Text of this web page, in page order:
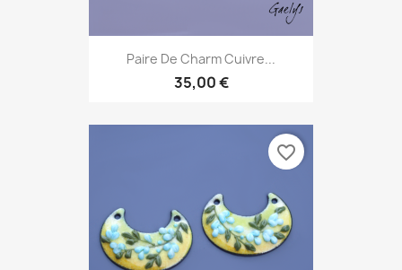
Paire De Charm Cuivre...
35,00 €
favorite_border